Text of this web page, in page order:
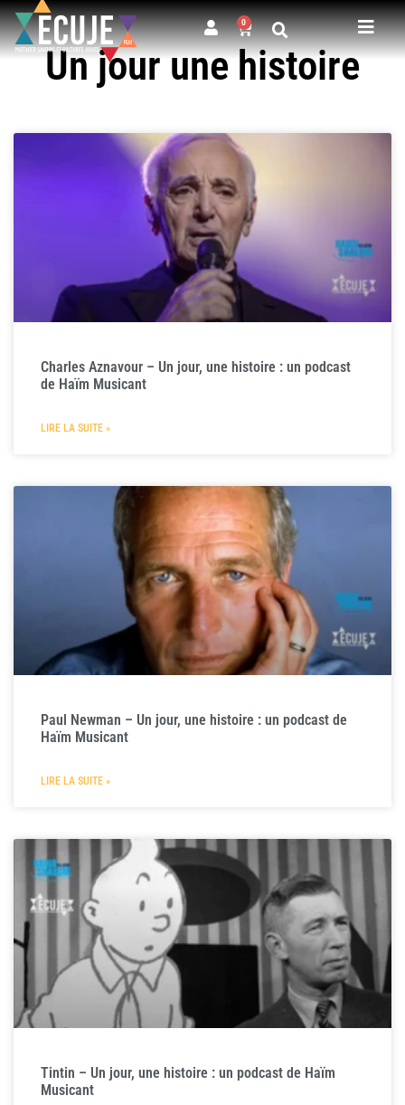
0
Un jour une histoire
Charles Aznavour – Un jour, une histoire : un podcast
de Haïm Musicant
LIRE LA SUITE »
Paul Newman – Un jour, une histoire : un podcast de
Haïm Musicant
LIRE LA SUITE »
Tintin – Un jour, une histoire : un podcast de Haïm
Musicant